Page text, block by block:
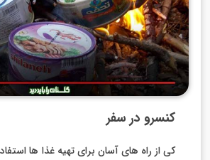
کنسرو در سفر
کی از راه های آسان برای تهیه غذا ها